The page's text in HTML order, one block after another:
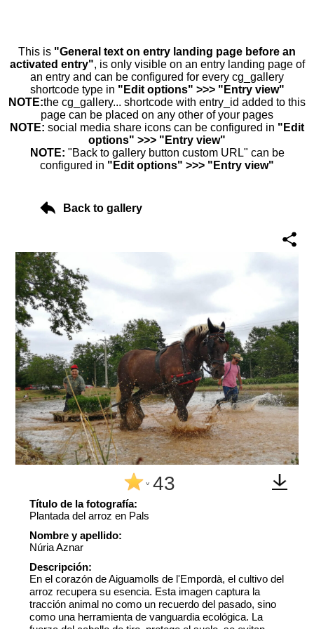
This is "General text on entry landing page before an
activated entry", is only visible on an entry landing page of
an entry and can be configured for every cg_gallery
shortcode type in "Edit options" >>> "Entry view"
NOTE:the cg_gallery... shortcode with entry_id added to this
page can be placed on any other of your pages
NOTE: social media share icons can be configured in "Edit
options" >>> "Entry view"
NOTE: "Back to gallery button custom URL" can be
configured in "Edit options" >>> "Entry view"
Back to gallery
^ 43
Título de la fotografía:
Plantada del arroz en Pals
Nombre y apellido:
Núria Aznar
Descripción:
En el corazón de Aiguamolls de l'Empordà, el cultivo del
arroz recupera su esencia. Esta imagen captura la
tracción animal no como un recuerdo del pasado, sino
como una herramienta de vanguardia ecológica. La